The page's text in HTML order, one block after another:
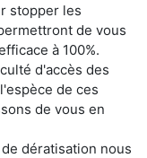
stopper les
de vous
à 100%.
d'accès des
de ces
de vous en
dératisation nous